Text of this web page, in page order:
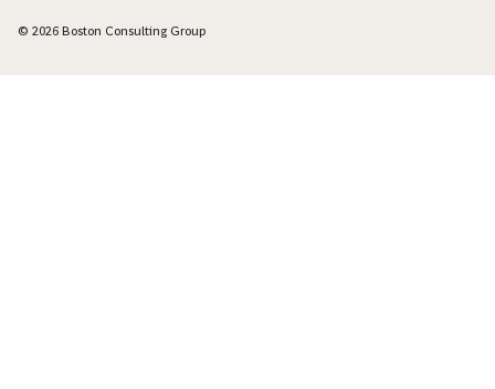
© 2026 Boston Consulting Group